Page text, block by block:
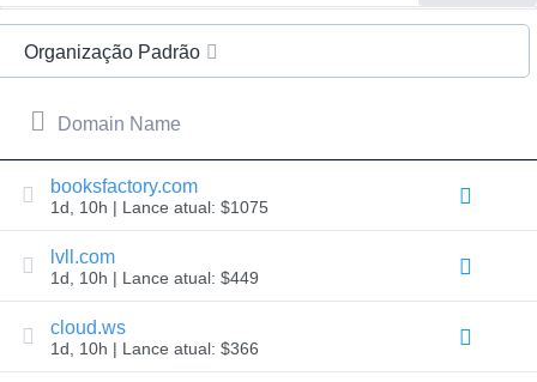
©
2002-
2025
Dynadot
LLC.
rights
reserved.
Domínios
Encontre
domínio
Buscar
Busca
de
domínio
Organização Padrão
Domain Name
booksfactory.com
1d, 10h | Lance atual: $1075
lvll.com
1d, 10h | Lance atual: $449
cloud.ws
1d, 10h | Lance atual: $366